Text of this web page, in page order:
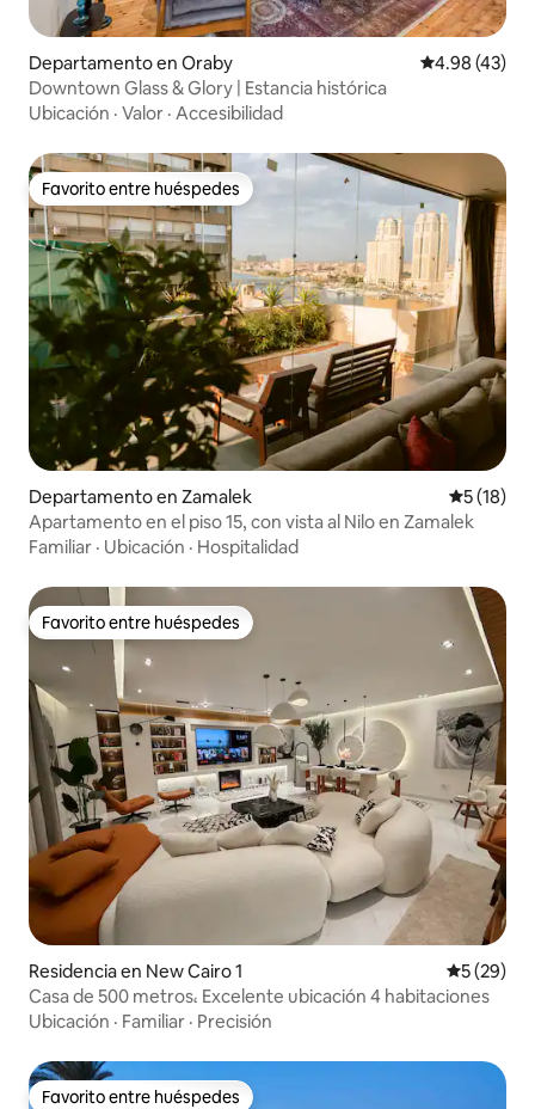
Departamento en Oraby Calificación
4.98 (43)
Downtown Glass & Glory | Estancia histórica
Ubicación · Valor · Accesibilidad
Favorito entre huéspedes
Favorito entre huéspedes
Departamento en Zamalek
5 (18)
Apartamento en el piso 15, con vista al Nilo en Zamalek
Familiar · Ubicación · Hospitalidad
Favorito entre huéspedes
Favorito entre huéspedes
Residencia en New Cairo 1
5 (29)
Casa de 500 metros، Excelente ubicación 4 habitaciones
Ubicación · Familiar · Precisión
Favorito entre huéspedes